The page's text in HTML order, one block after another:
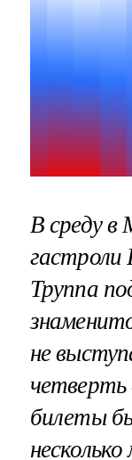
В среду в
гастроли
Труппа
не
четверть
билеты